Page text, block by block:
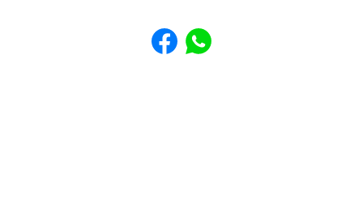
Share to Facebook
Share to WhatsApp